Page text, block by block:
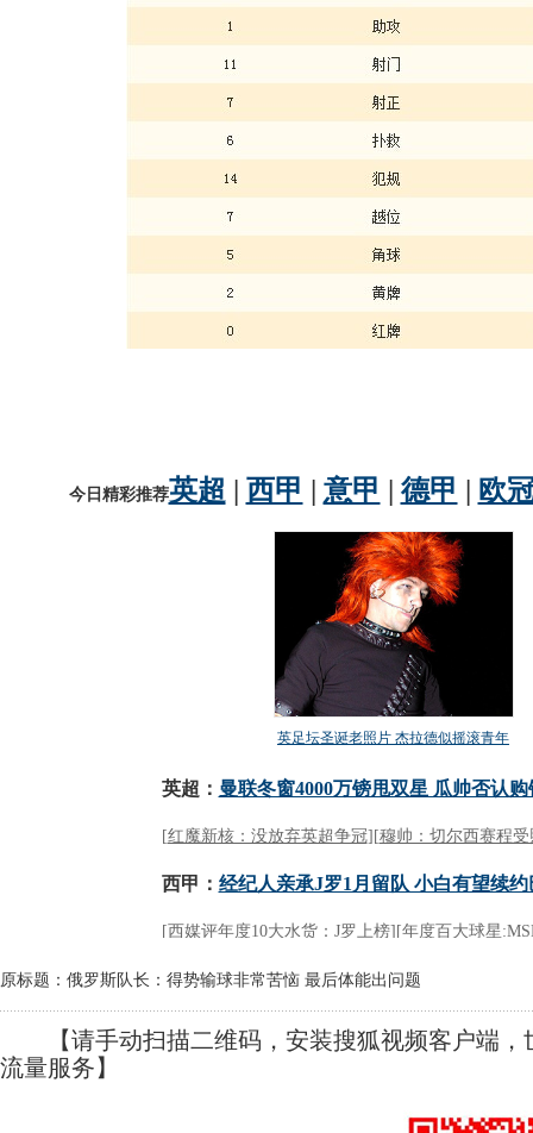
原标题：俄罗斯队长：得势输球非常苦恼 最后体能出问题
【请手动扫描二维码，安装搜狐视频客户端，
流量服务】